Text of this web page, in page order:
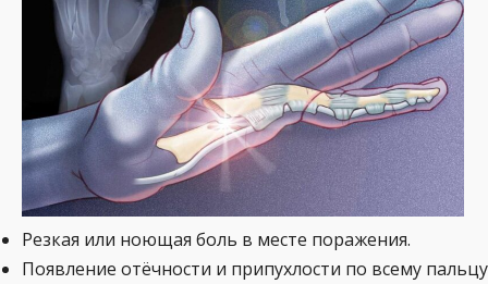
Резкая или ноющая боль в месте поражения.
Появление отёчности и припухлости по всему